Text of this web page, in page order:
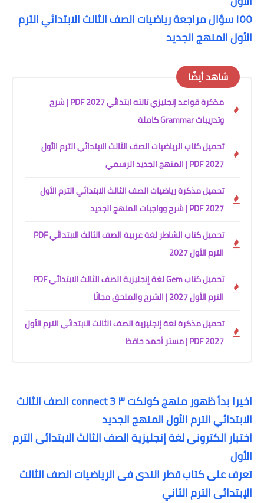
١٥٥ سؤال مراجعة رياضيات الصف الثالث الابتدائي الترم
الأول المنهج الجديد
شاهد أيضًا
مذكرة قواعد إنجليزي تالته ابتدائي 2027 PDF | شرح
وتدريبات Grammar كاملة
تحميل كتاب الرياضيات الصف الثالث الابتدائي الترم الأول
2027 PDF | المنهج الجديد الرسمي
تحميل مذكرة رياضيات الصف الثالث الابتدائي الترم الأول
2027 PDF | شرح وواجبات المنهج الجديد
تحميل كتاب الشاطر لغة عربية الصف الثالث الابتدائي PDF
الترم الأول 2027
تحميل كتاب Gem لغة إنجليزية الصف الثالث الابتدائي PDF
الترم الأول 2027 | الشرح والملحق مجانًا
تحميل مذكرة لغة إنجليزية الصف الثالث الابتدائي الترم الأول
2027 PDF | مستر أحمد حافظ
اخيرا بدأ ظهور منهج كونكت ٣ connect 3 الصف الثالث
الابتدائي الترم الأول المنهج الجديد
اختبار الكترونى لغة إنجليزية الصف الثالث الابتدائى الترم
الأول
تعرف على كتاب قطر الندى فى الرياضيات الصف الثالث
الإبتدائى الترم الثاني